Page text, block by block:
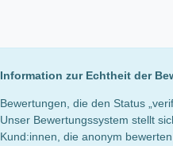
Information zur Echtheit der
Bewertungen, die den Status
Unser Bewertungssystem stellt
Kund:innen, die anonym